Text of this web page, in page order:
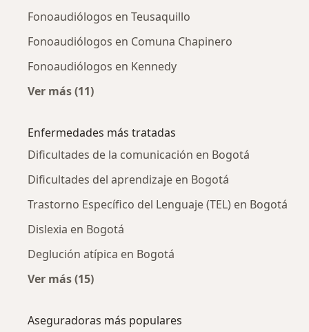
Fonoaudiólogos en Teusaquillo
Fonoaudiólogos en Comuna Chapinero
Fonoaudiólogos en Kennedy
Ver más (11)
Enfermedades más tratadas
Dificultades de la comunicación en Bogotá
Dificultades del aprendizaje en Bogotá
Trastorno Específico del Lenguaje (TEL) en Bogotá
Dislexia en Bogotá
Deglución atípica en Bogotá
Ver más (15)
Aseguradoras más populares